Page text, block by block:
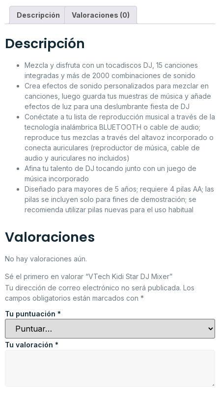
Descripción Valoraciones (0)
Descripción
Mezcla y disfruta con un tocadiscos DJ, 15 canciones
integradas y más de 2000 combinaciones de sonido
Crea efectos de sonido personalizados para mezclar en
canciones, luego guarda tus muestras de música y añade
efectos de luz para una deslumbrante fiesta de DJ
Conéctate a tu lista de reproducción musical a través de la
tecnología inalámbrica BLUETOOTH o cable de audio;
reproduce tus mezclas a través del altavoz incorporado o
conecta auriculares (reproductor de música, cable de
audio y auriculares no incluidos)
Afina tu talento de DJ tocando junto con un juego de
música incorporado
Diseñado para mayores de 5 años; requiere 4 pilas AA; las
pilas se incluyen solo para fines de demostración; se
recomienda utilizar pilas nuevas para el uso habitual
Valoraciones
No hay valoraciones aún.
Sé el primero en valorar “VTech Kidi Star DJ Mixer”
Tu dirección de correo electrónico no será publicada. Los
campos obligatorios están marcados con *
Tu puntuación *
Tu valoración *